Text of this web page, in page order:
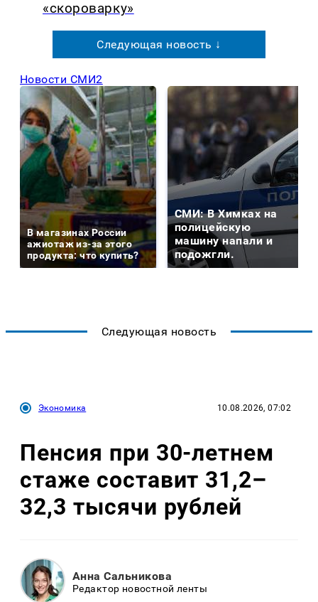
«скороварку»
Следующая новость ↓
Новости СМИ2
В магазинах России
ажиотаж из-за этого
продукта: что купить?
СМИ: В Химках на
полицейскую
машину напали и
подожгли.
Следующая новость
Экономика 10.08.2026, 07:02
Пенсия при 30-летнем
стаже составит 31,2–
32,3 тысячи рублей
Анна Сальникова
Редактор новостной ленты